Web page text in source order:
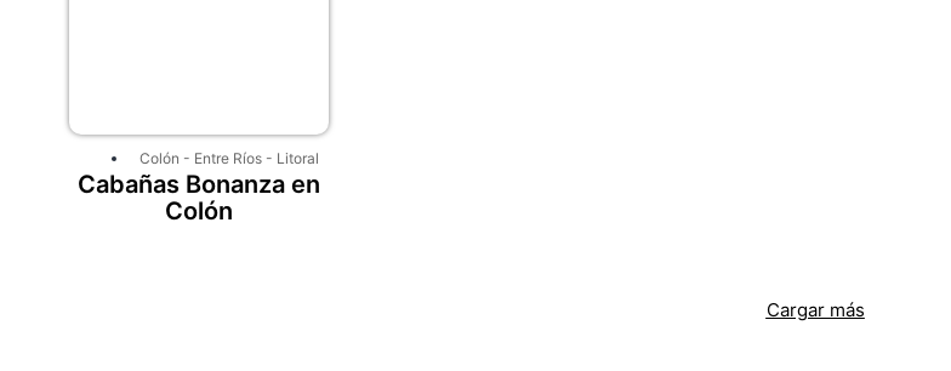
Colón - Entre Ríos - Litoral
Cabañas Bonanza en
Colón
Cargar más